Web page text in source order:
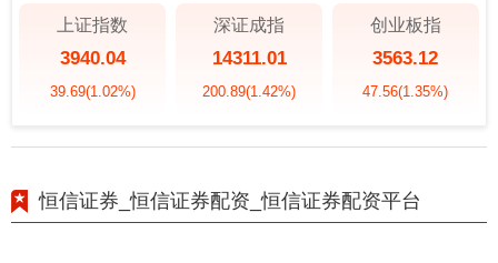
上证指数
3940.04
39.69(1.02%)
深证成指
14311.01
200.89(1.42%)
创业板指
3563.12
47.56(1.35%)
恒信证券_恒信证券配资_恒信证券配资平台